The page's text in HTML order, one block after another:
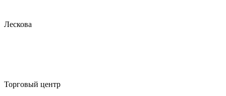
Лескова
Торговый центр